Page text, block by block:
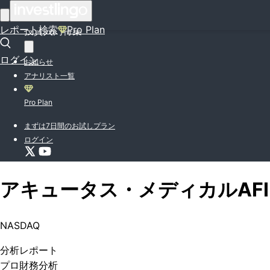
レポート検索 Pro Plan
ログイン
投資入門特集
お知らせ
アナリスト一覧
Pro Plan
まずは7日間のお試しプラン
ログイン
アキュータス・メディカル
NASDAQ
分析レポート
プロ 財務分析